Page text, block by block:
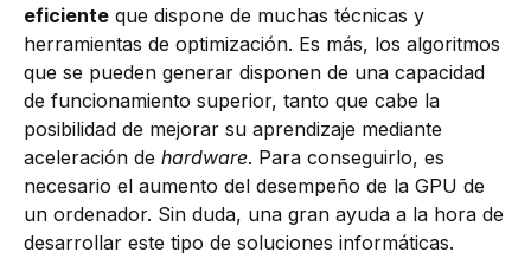
eficiente que dispone de muchas técnicas y
herramientas de optimización. Es más, los algoritmos
que se pueden generar disponen de una capacidad
de funcionamiento superior, tanto que cabe la
posibilidad de mejorar su aprendizaje mediante
aceleración de hardware. Para conseguirlo, es
necesario el aumento del desempeño de la GPU de
un ordenador. Sin duda, una gran ayuda a la hora de
desarrollar este tipo de soluciones informáticas.